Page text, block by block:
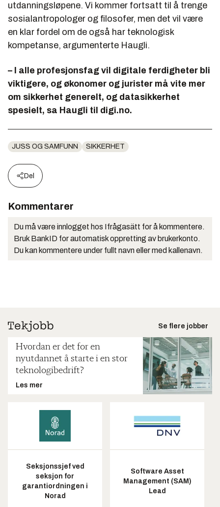
utdanningsløpene. Vi kommer fortsatt til å trenge
sosialantropologer og filosofer, men det vil være
en klar fordel om de også har teknologisk
kompetanse, argumenterte Haugli.
– I alle profesjonsfag vil digitale ferdigheter bli
viktigere, og økonomer og jurister må vite mer
om sikkerhet generelt, og datasikkerhet
spesielt, sa Haugli til digi.no.
JUSS OG SAMFUNN SIKKERHET
Del
Kommentarer
Du må være innlogget hos Ifrågasätt for å kommentere.
Bruk BankID for automatisk oppretting av brukerkonto.
Du kan kommentere under fullt navn eller med kallenavn.
Se flere jobber
Hvordan er det for en
nyutdannet å starte i en stor
teknologibedrift?
Les mer
Seksjonssjef ved
seksjon for
garantiordningen i
Norad
Software Asset
Management (SAM)
Lead